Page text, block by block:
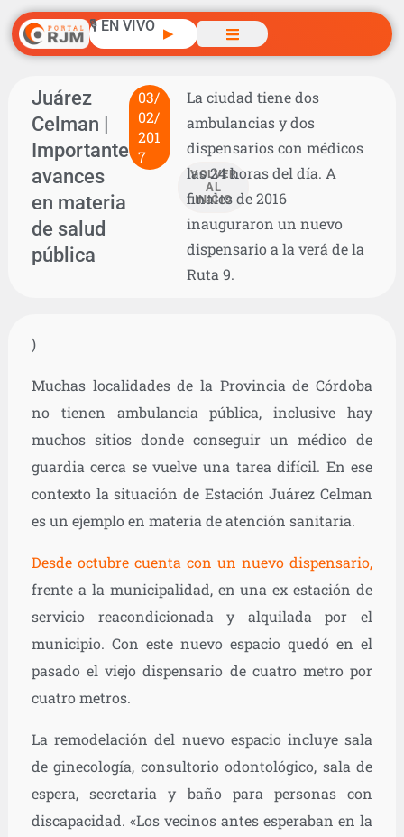
🎙️ EN VIVO ▶
Juárez
Celman |
Importantes
avances
en materia
de salud
pública
03/
02/
201
7
VOLVER
AL
INICIO
La ciudad tiene dos
ambulancias y dos
dispensarios con médicos
las 24 horas del día. A
finales de 2016
inauguraron un nuevo
dispensario a la verá de la
Ruta 9.
)
Muchas localidades de la Provincia de Córdoba
no tienen ambulancia pública, inclusive hay
muchos sitios donde conseguir un médico de
guardia cerca se vuelve una tarea difícil. En ese
contexto la situación de Estación Juárez Celman
es un ejemplo en materia de atención sanitaria.
Desde octubre cuenta con un nuevo dispensario,
frente a la municipalidad, en una ex estación de
servicio reacondicionada y alquilada por el
municipio. Con este nuevo espacio quedó en el
pasado el viejo dispensario de cuatro metro por
cuatro metros.
La remodelación del nuevo espacio incluye sala
de ginecología, consultorio odontológico, sala de
espera, secretaria y baño para personas con
discapacidad. «Los vecinos antes esperaban en la